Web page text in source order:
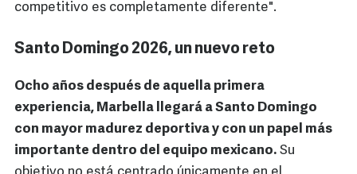
competitivo es completamente diferente".
Santo Domingo 2026, un nuevo reto
Ocho años después de aquella primera
experiencia, Marbella llegará a Santo Domingo
con mayor madurez deportiva y con un papel más
importante dentro del equipo mexicano. Su